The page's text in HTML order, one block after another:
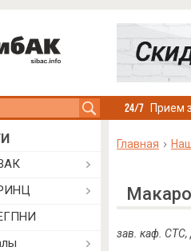
Прием
Главная
зав. каф. СТС,